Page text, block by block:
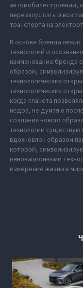
автомобилестроении,
перезапустить и
транспорта на
В основе бренда
технологий и
наименование бренда
образом,
технологических
технологических
когда планета
недра, не думая о
создания нового
технологии
вдохновлен образом
которой,
инновационными
измерение жизни в